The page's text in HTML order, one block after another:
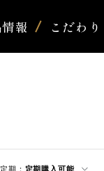
報 こだわり
期： 定期購入可能